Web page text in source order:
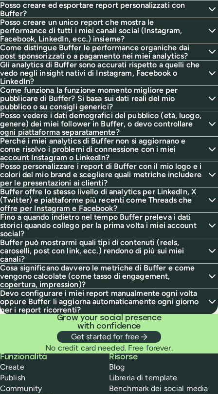
Posso creare ed esportare report personalizzati con
Buffer?
Posso creare un unico report che mostra le
performance di tutti i miei canali social (Instagram,
Facebook, LinkedIn, ecc.) insieme?
Come distingue Buffer le performance organiche dai
post sponsorizzati o a pagamento nei miei analytics?
Gli analytics di Buffer sono accurati rispetto a quelli che
vedo negli insight nativi di Instagram, Facebook o
LinkedIn?
Come funziona la funzione momento migliore per
pubblicare di Buffer? Si basa sui dati reali del mio
pubblico o su consigli generici?
Posso vedere i dati demografici del pubblico (età, luogo,
genere) dei miei follower in Buffer, o devo controllare
ogni piattaforma separatamente?
Perché i miei analytics di Buffer non si aggiornano e
come risolvo i problemi di connessione con i miei
account Instagram o LinkedIn?
Posso personalizzare i report di Buffer con il mio logo e i
colori del mio brand e scegliere quali metriche includere
per le presentazioni ai clienti?
Buffer offre lo stesso livello di analytics per LinkedIn, X
(Twitter) e piattaforme più recenti come Threads che
offre per Instagram e Facebook?
Fino a quando indietro nel tempo Buffer preleva i dati
storici quando collego per la prima volta i miei account
social?
Buffer può mostrarmi quali tipi di contenuti (reels,
caroselli, post con link, ecc.) rendono di più sui miei
canali?
Cosa significano davvero le metriche di Buffer e come
vengono calcolate (come tasso di engagement,
copertura, impression)?
Devo configurare i miei report manualmente ogni volta
oppure Buffer li aggiorna automaticamente ogni giorno
per i report ricorrenti?
Grow your social presence
with confidence
Get started for free
No credit card needed. Free forever.
Buffer
Funzionalità
Create
Publish
Community
Risorse
Blog
Libreria di template
Benchmark dei social media